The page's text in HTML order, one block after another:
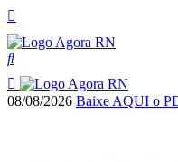
08/08/2026 Baixe AQUI o